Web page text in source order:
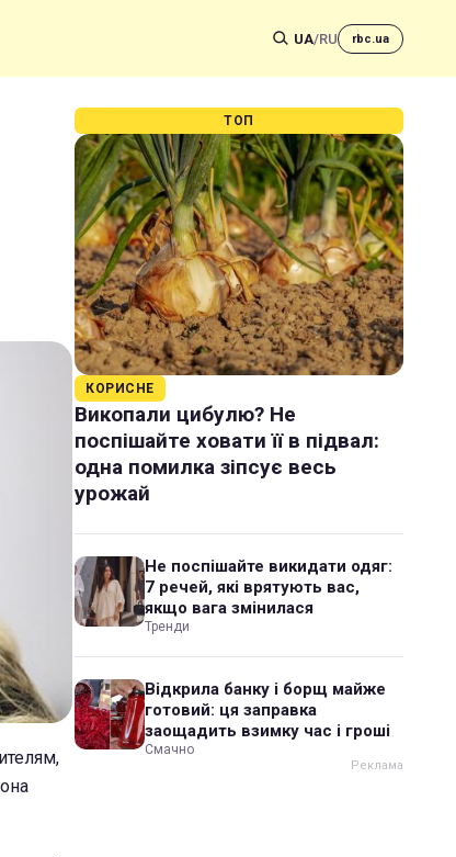
UA/RU rbc.ua
ТОП
КОРИСНЕ
Викопали цибулю? Не
поспішайте ховати її в підвал:
одна помилка зіпсує весь
урожай
Не поспішайте викидати одяг:
7 речей, які врятують вас,
якщо вага змінилася
Тренди
Відкрила банку і борщ майже
готовий: ця заправка
заощадить взимку час і гроші
Смачно